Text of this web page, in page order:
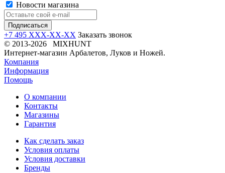
Новости магазина
+7 495 XXX-XX-XX Заказать звонок
© 2013-2026 MIXHUNT
Интернет-магазин Арбалетов, Луков и Ножей.
Компания
Информация
Помощь
О компании
Контакты
Магазины
Гарантия
Как сделать заказ
Условия оплаты
Условия доставки
Бренды